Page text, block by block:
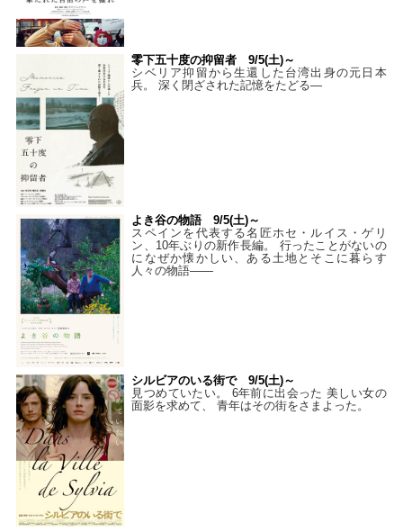
零下五十度の抑留者 9/5(土)～
シベリア抑留から生還した台湾出身の元日本
兵。 深く閉ざされた記憶をたどる—
よき谷の物語 9/5(土)～
スペインを代表する名匠ホセ・ルイス・ゲリ
ン、10年ぶりの新作長編。 行ったことがないの
になぜか懐かしい、ある土地とそこに暮らす
人々の物語――
シルビアのいる街で 9/5(土)～
見つめていたい。 6年前に出会った 美しい女の
面影を求めて、 青年はその街をさまよった。